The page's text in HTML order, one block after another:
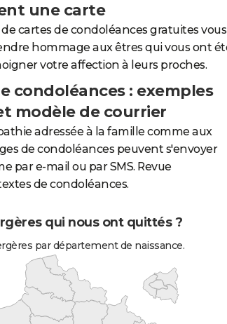
une carte
cartes de condoléances gratuites vous
hommage aux êtres qui vous ont
votre affection à leurs proches.
condoléances : exemples
modèle de courrier
adressée à la famille comme aux
de condoléances peuvent s'envoyer
par e-mail ou par SMS. Revue
de condoléances.
qui nous ont quittés ?
par département de naissance.